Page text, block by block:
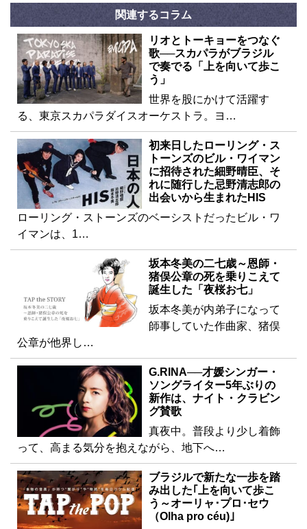
関連するコラム
リオとトーキョーをつなぐ
歌──スカパラがブラジル
で奏でる「上を向いて歩こ
う」
世界を股にかけて活躍す
る、東京スカパラダイスオーケストラ。ヨ…
初来日したローリング・ス
トーンズのビル・ワイマン
に招待された細野晴臣、そ
れに随行した忌野清志郎の
出会いから生まれたHIS
ローリング・ストーンズのベーシストだったビル・ワ
イマンは、1…
坂本冬美の二七歳～恩師・
猪俣公章の死を乗りこえて
誕生した「夜桜お七」
坂本冬美が内弟子になって
師事していた作曲家、猪俣
公章が他界し…
G.RINA──才媛シンガー・
ソングライター5年ぶりの
新作は、ナイト・クラビン
グ賛歌
真夜中。普段より少し着飾
って、高まる気分を抱えながら、地下へ…
ブラジルで新たな一歩を踏
み出した｢上を向いて歩こ
う～オーリャ･プロ･セウ
（Olha pro céu)｣